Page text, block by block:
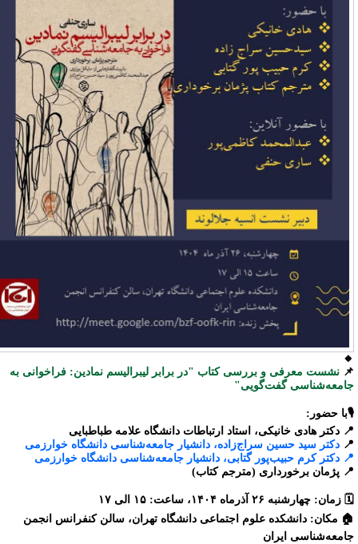
نشست معرفی و بررسی کتاب "در برابر لیبرالیسم نمادین: فراخوانی به
گفت‌گویی"
حضور:
دکتر هادی خانیکی، استاد ارتباطات دانشگاه علامه طباطبایی
دکتر سید حسین سراج‌زاده، دانشیار جامعه‌شناسی دانشگاه خوارزمی
دکتر کرم حبیب‌پور گتابی، دانشیار جامعه‌شناسی دانشگاه خوارزمی
پژمان برخورداری (مترجم کتاب)
چهارشنبه ۲۶ آذرماه ۱۴۰۴، ساعت: ۱۵ الی ۱۷
مکان: دانشکده علوم اجتماعی دانشگاه تهران، سالن کنفرانس انجمن
ایران